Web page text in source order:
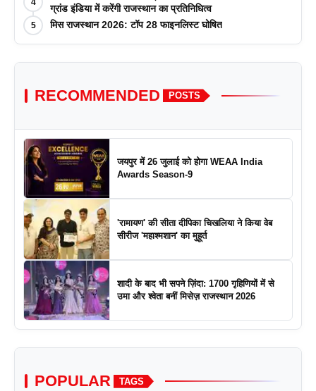
4
ग्रांड इंडिया में करेंगी राजस्थान का प्रतिनिधित्व
5 मिस राजस्थान 2026: टॉप 28 फाइनलिस्ट घोषित
RECOMMENDED POSTS
जयपुर में 26 जुलाई को होगा WEAA India
Awards Season-9
'रामायण' की सीता दीपिका चिखलिया ने किया वेब
सीरीज 'महाश्मशान' का मुहूर्त
शादी के बाद भी सपने ज़िंदा: 1700 गृहिणियों में से
उमा और श्वेता बनीं मिसेज़ राजस्थान 2026
POPULAR TAGS